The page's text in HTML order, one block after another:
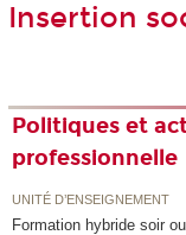
Insertion
Politiques et
professionnelle
UNITÉ D’ENSEIGNEMENT
Formation hybride soir